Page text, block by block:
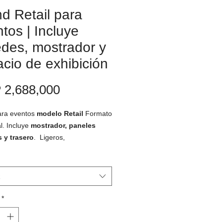
Retail para
| Incluye
mostrador y
de exhibición
2,688,000Price
eventos modelo Retail Formato
Incluye mostrador, paneles
y trasero . Ligeros,
básicos disponibles son
kraft y blanco. Se entregan
con todas las piezas incluidas
plano. Desmontables y
Perfectos para ferias de
*